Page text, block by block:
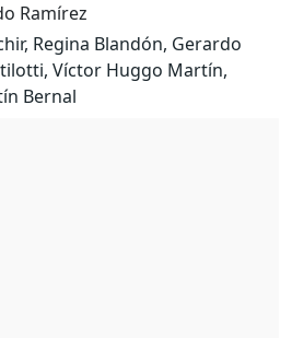
Ramírez
Regina Blandón, Gerardo
Víctor Huggo Martín,
Bernal